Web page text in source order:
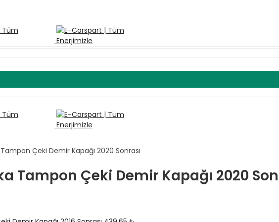
Çeki Demir Kapağı 2020 Sonrası
Tampon Çeki Demir Kapağı 2020